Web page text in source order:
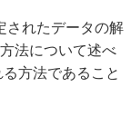
されたデータの解
法について述べ
方法であること